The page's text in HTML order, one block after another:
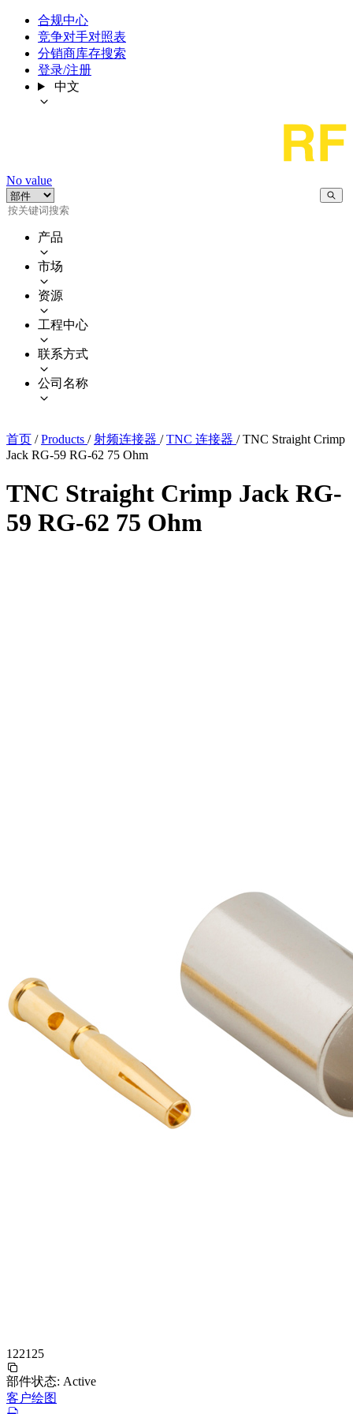
合规中心
竞争对手对照表
分销商库存搜索
登录/注册
中文
No value
产品
市场
资源
工程中心
联系方式
公司名称
首页 / Products / 射频连接器 / TNC 连接器 / TNC Straight Crimp
Jack RG-59 RG-62 75 Ohm
TNC Straight Crimp Jack RG-
59 RG-62 75 Ohm
122125
部件状态: Active
客户绘图